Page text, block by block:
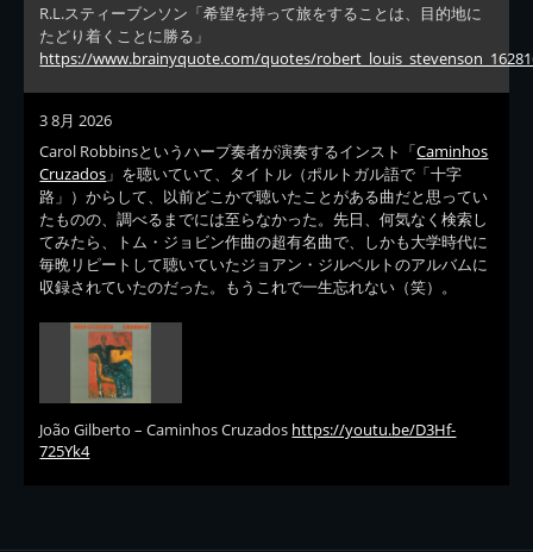
R.L.スティーブンソン「希望を持って旅をすることは、目的地に
たどり着くことに勝る」
https://www.brainyquote.com/quotes/
3 8月 2026
Carol Robbinsというハープ奏者が演奏するインスト「Caminhos
Cruzados 」を聴いていて、タイトル（ポルトガル語で「十字
路」）からして、以前どこかで聴いたことがある曲だと思ってい
たものの、調べるまでには至らなかった。先日、何気なく検索し
てみたら、トム・ジョビン作曲の超有名曲で、しかも大学時代に
毎晩リピートして聴いていたジョアン・ジルベルトのアルバムに
収録されていたのだった。もうこれで一生忘れない（笑）。
João Gilberto – Caminhos Cruzados https://youtu.be/D3Hf-
725Yk4